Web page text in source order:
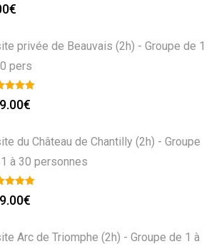
€
privée de Beauvais (2h) - Groupe de 1
pers
€
du Château de Chantilly (2h) - Groupe
à 30 personnes
€
Arc de Triomphe (2h) - Groupe de 1 à